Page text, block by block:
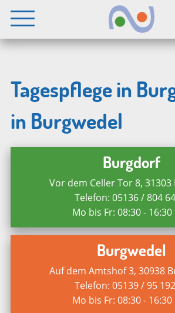
Springe
zum
Inhalt
Menü
öffnen
Tagespflege in
in Burgwedel
Burgdorf
Vor dem Celler Tor 8,
Telefon: 05136 / 804
Mo bis Fr: 08:30 -
Burgwedel
Auf dem Amtshof 3, 30938
Telefon: 05139 / 95
Mo bis Fr: 08:30 -